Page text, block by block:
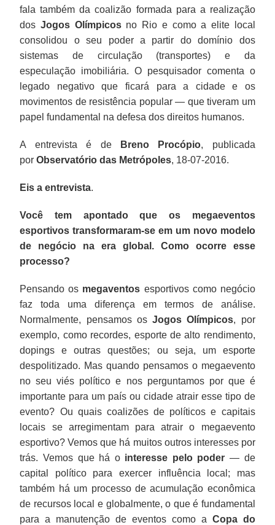
fala também da coalizão formada para a realização
dosJogos Olímpicosno Rio e como a elite local
consolidou o seu poder a partir do domínio dos
sistemas de circulação (transportes) e da
especulação imobiliária. O pesquisador comenta o
legado negativo que ficará para a cidade e os
movimentos de resistência popular — que tiveram um
papel fundamental na defesa dos direitos humanos.
A entrevista é de Breno Procópio, publicada
porObservatório das Metrópoles, 18-07-2016.
Eis a entrevista.
Você tem apontado que os megaeventos
esportivos transformaram-se em um novo modelo
de negócio na era global. Como ocorre esse
processo?
Pensando os megaventos esportivos como negócio
faz toda uma diferença em termos de análise.
Normalmente, pensamos osJogos Olímpicos, por
exemplo, como recordes, esporte de alto rendimento,
dopings e outras questões; ou seja, um esporte
despolitizado. Mas quando pensamos o megaevento
no seu viés político e nos perguntamos por que é
importante para um país ou cidade atrair esse tipo de
evento? Ou quais coalizões de políticos e capitais
locais se arregimentam para atrair o megaevento
esportivo? Vemos que há muitos outros interesses por
trás. Vemos que há o interesse pelo poder — de
capital político para exercer influência local; mas
também há um processo de acumulação econômica
de recursos local e globalmente, o que é fundamental
para a manutenção de eventos como a Copa do